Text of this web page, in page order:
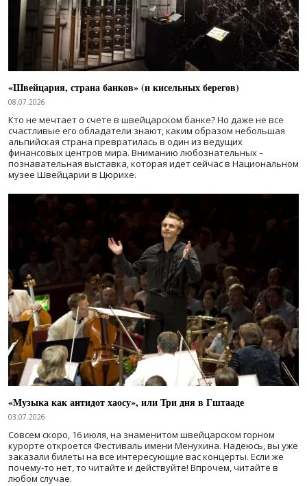
«Швейцария, страна банков» (и кисельных берегов)
08.07.2026
Кто не мечтает о счете в швейцарском банке? Но даже не все
счастливые его обладатели знают, каким образом небольшая
альпийская страна превратилась в один из ведущих
финансовых центров мира. Вниманию любознательных –
познавательная выставка, которая идет сейчас в Национальном
музее Швейцарии в Цюрихе.
«Музыка как антидот хаосу», или Три дня в Гштааде
03.07.2026
Совсем скоро, 16 июля, на знаменитом швейцарском горном
курорте откроется Фестиваль имени Менухина. Надеюсь, вы уже
заказали билеты на все интересующие вас концерты. Если же
почему-то нет, то читайте и действуйте! Впрочем, читайте в
любом случае.